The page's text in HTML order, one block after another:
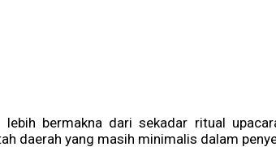
bermakna dari sekadar ritual
daerah yang masih minimalis dalam